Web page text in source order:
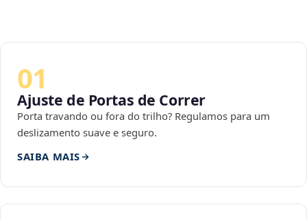
01
Ajuste de Portas de Correr
Porta travando ou fora do trilho? Regulamos para um
deslizamento suave e seguro.
SAIBA MAIS